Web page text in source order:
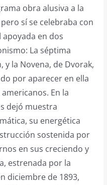
obra alusiva a la
sí se celebraba con
en dos
La séptima
y la Novena, de Dvorak,
por aparecer en ella
En la
dejó muestra
su energética
sostenida por
en sus creciendo y
estrenada por la
diciembre de 1893,